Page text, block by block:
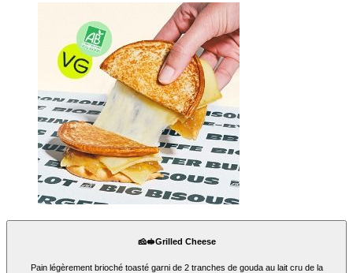
🧀🥪Grilled Cheese
Pain légèrement brioché toasté garni de 2 tranches de gouda au lait cru de la